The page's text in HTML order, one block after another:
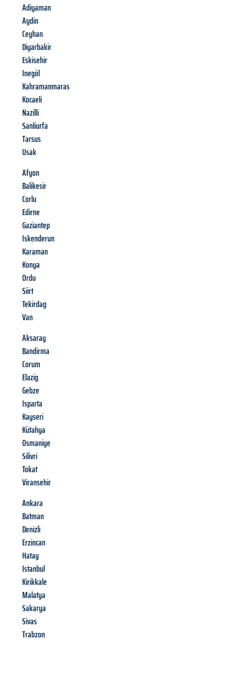
Adiyaman
Aydin
Ceyhan
Diyarbakir
Eskisehir
Inegöl
Kahramanmaras
Kocaeli
Nazilli
Sanliurfa
Tarsus
Usak
Afyon
Balikesir
Corlu
Edirne
Gaziantep
Iskenderun
Karaman
Konya
Ordu
Siirt
Tekirdag
Van
Aksaray
Bandirma
Corum
Elazig
Gebze
Isparta
Kayseri
Kütahya
Osmaniye
Silivri
Tokat
Viransehir
Ankara
Batman
Denizli
Erzincan
Hatay
Istanbul
Kirikkale
Malatya
Sakarya
Sivas
Trabzon